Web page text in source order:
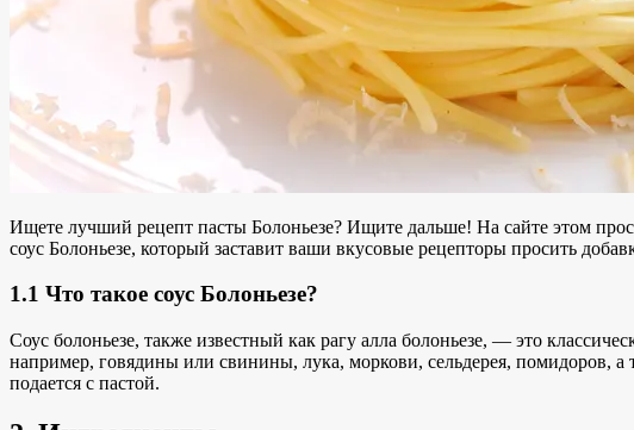
Ищете лучший рецепт пасты Болоньезе? Ищите дальше! На сайте этом
соус Болоньезе, который заставит ваши вкусовые рецепторы просить
1.1 Что такое соус Болоньезе?
Соус болоньезе, также известный как рагу алла болоньезе, — это
например, говядины или свинины, лука, моркови, сельдерея, помидоров,
подается с пастой.